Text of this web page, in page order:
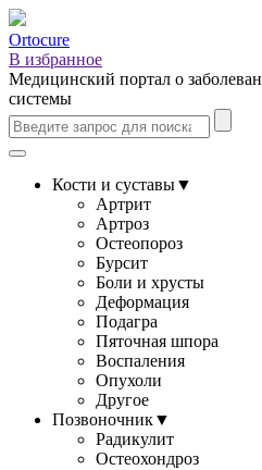
Ortocure
В избранное
Медицинский портал о
системы
Кости и суставы▼
Артрит
Артроз
Остеопороз
Бурсит
Боли и хрусты
Деформация
Подагра
Пяточная шпора
Воспаления
Опухоли
Другое
Позвоночник▼
Радикулит
Остеохондроз